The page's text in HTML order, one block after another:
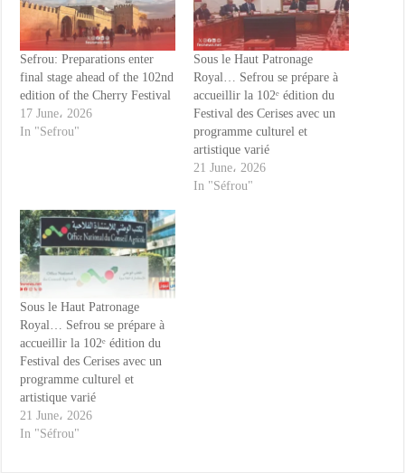
Sefrou: Preparations enter
final stage ahead of the 102nd
edition of the Cherry Festival
17 June، 2026
In "Sefrou"
Sous le Haut Patronage
Royal… Sefrou se prépare à
accueillir la 102ᵉ édition du
Festival des Cerises avec un
programme culturel et
artistique varié
21 June، 2026
In "Séfrou"
Sous le Haut Patronage
Royal… Sefrou se prépare à
accueillir la 102ᵉ édition du
Festival des Cerises avec un
programme culturel et
artistique varié
21 June، 2026
In "Séfrou"